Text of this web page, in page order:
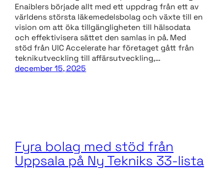
Enaiblers började allt med ett uppdrag från ett av
världens största läkemedelsbolag och växte till en
vision om att öka tillgängligheten till hälsodata
och effektivisera sättet den samlas in på. Med
stöd från UIC Accelerate har företaget gått från
teknikutveckling till affärsutveckling,…
december 15, 2025
Fyra bolag med stöd från
Uppsala på Ny Tekniks 33-lista